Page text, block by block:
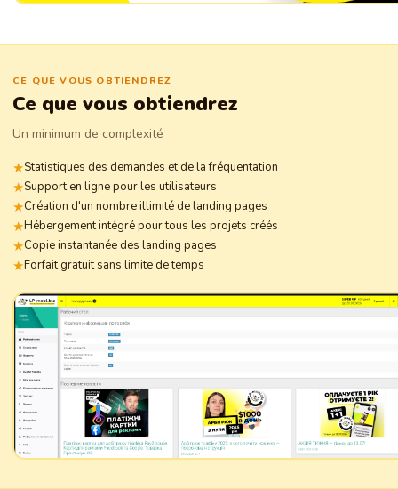
CE QUE VOUS OBTIENDREZ
Ce que vous obtiendrez
Un minimum de complexité
Statistiques des demandes et de la fréquentation
Support en ligne pour les utilisateurs
Création d'un nombre illimité de landing pages
Hébergement intégré pour tous les projets créés
Copie instantanée des landing pages
Forfait gratuit sans limite de temps